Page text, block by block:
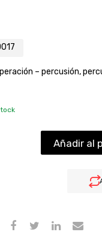
– percusión,
Añadir al